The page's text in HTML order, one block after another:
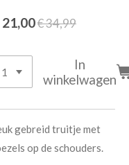
€ 34,99
In
winkelwagen
gebreid truitje met
op de schouders.